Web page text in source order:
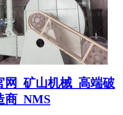
网_矿山机械_高端破
商_NMS